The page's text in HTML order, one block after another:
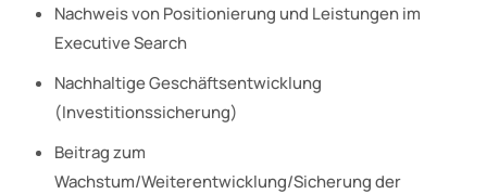
Nachweis von Positionierung und Leistungen im
Executive Search
Nachhaltige Geschäftsentwicklung
(Investitionssicherung)
Beitrag zum
Wachstum/Weiterentwicklung/Sicherung der